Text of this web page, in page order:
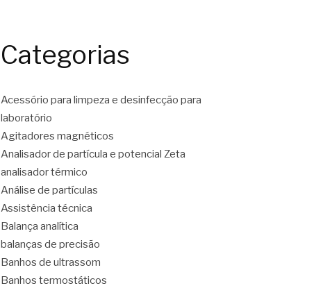
Categorias
Acessório para limpeza e desinfecção para
laboratório
Agitadores magnéticos
Analisador de partícula e potencial Zeta
analisador térmico
Análise de partículas
Assistência técnica
Balança analítica
balanças de precisão
Banhos de ultrassom
Banhos termostáticos